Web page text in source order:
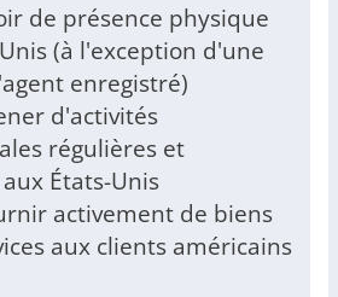
de présence physique
(à l'exception d'une
enregistré)
d'activités
régulières et
États-Unis
activement de biens
aux clients américains